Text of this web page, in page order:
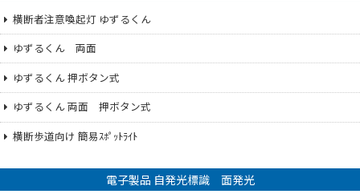
横断者注意喚起灯 ゆずるくん
ゆずるくん 両面
ゆずるくん 押ボタン式
ゆずるくん 両面 押ボタン式
横断歩道向け 簡易ｽﾎﾟｯﾄﾗｲﾄ
電子製品 自発光標識 面発光